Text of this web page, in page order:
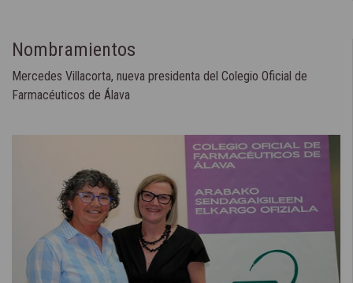
Nombramientos
Mercedes Villacorta, nueva presidenta del Colegio Oficial de
Farmacéuticos de Álava